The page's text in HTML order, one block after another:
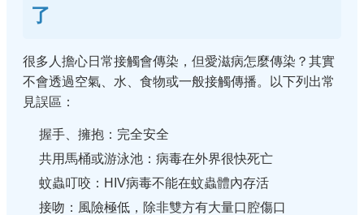
了
很多人擔心日常接觸會傳染，但愛滋病怎麼傳染？其實
不會透過空氣、水、食物或一般接觸傳播。以下列出常
見誤區：
握手、擁抱：完全安全
共用馬桶或游泳池：病毒在外界很快死亡
蚊蟲叮咬：HIV病毒不能在蚊蟲體內存活
接吻：風險極低，除非雙方有大量口腔傷口